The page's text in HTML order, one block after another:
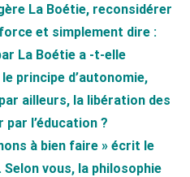
La Boétie, reconsidérer
et simplement dire :
La Boétie a -t-elle
principe d’autonomie,
ailleurs, la libération des
par l’éducation ?
à bien faire » écrit le
Selon vous, la philosophie